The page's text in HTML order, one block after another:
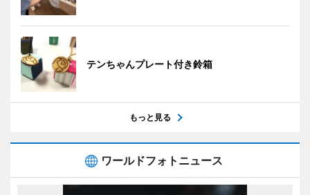
テンちゃんプレート付き鈴箱
もっと見る
ワールドフォトニュース